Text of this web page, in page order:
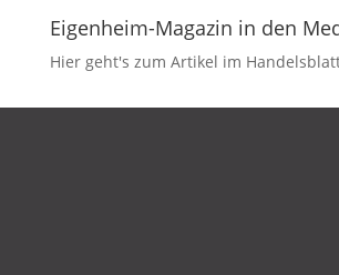
Eigenheim-Magazin in den
Hier geht's zum Artikel im
DATENSCHUTZ